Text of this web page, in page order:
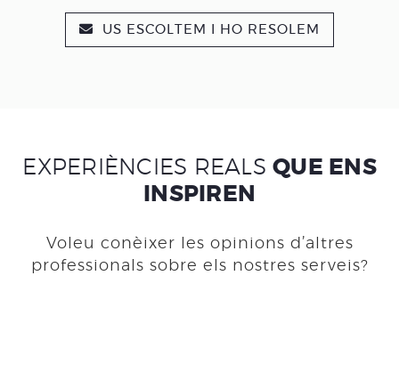
US ESCOLTEM I HO RESOLEM
EXPERIÈNCIES REALS QUE ENS
INSPIREN
Voleu conèixer les opinions d’altres
professionals sobre els nostres serveis?